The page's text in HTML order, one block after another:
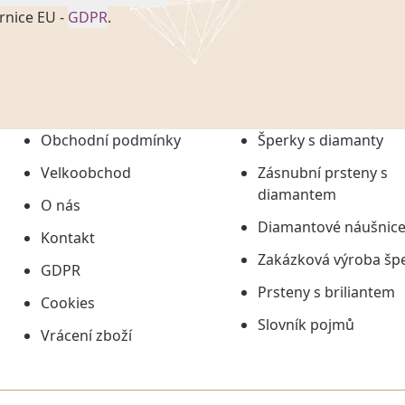
EU - GDPR.
č. 101/2000 Sb. v
uchováním veškerých
údajů či jako jeho
informací, nejdéle
Obchodní podmínky
Velkoobchod
O nás
Kontakt
GDPR
Cookies
Vrácení zboží
Šperky s diamanty
Zásnubní prsteny s
diamantem
Diamantové náušnice
Zakázková výroba
Prsteny s briliantem
Slovník pojmů